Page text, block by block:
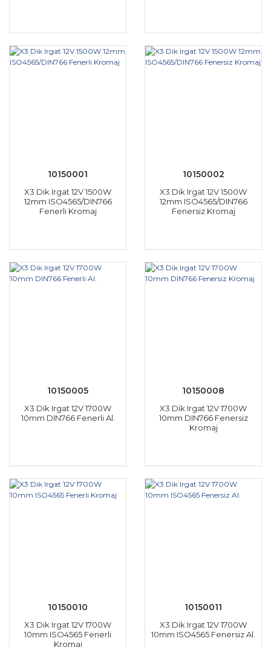
10150001
X3 Dik Irgat 12V 1500W
12mm ISO4565/DIN766
Fenerli Kromaj
10150002
X3 Dik Irgat 12V 1500W
12mm ISO4565/DIN766
Fenersiz Kromaj
10150005
X3 Dik Irgat 12V 1700W
10mm DIN766 Fenerli Al.
10150008
X3 Dik Irgat 12V 1700W
10mm DIN766 Fenersiz
Kromaj
10150010
X3 Dik Irgat 12V 1700W
10mm ISO4565 Fenerli
Kromaj
10150011
X3 Dik Irgat 12V 1700W
10mm ISO4565 Fenersiz Al.